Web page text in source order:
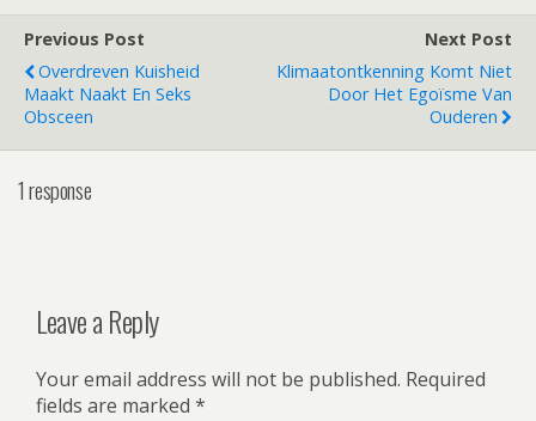
Previous Post
Overdreven Kuisheid
Maakt Naakt En Seks
Obsceen
Next Post
Klimaatontkenning Komt Niet
Door Het Egoïsme Van
Ouderen
1 response
Leave a Reply
Your email address will not be published. Required
fields are marked *